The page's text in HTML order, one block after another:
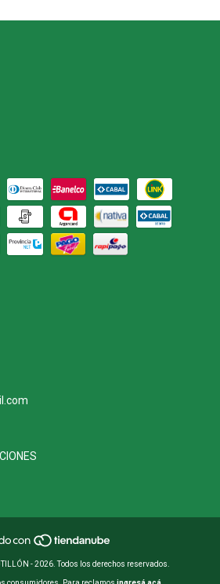
- 2026. Todos los derechos reservados.